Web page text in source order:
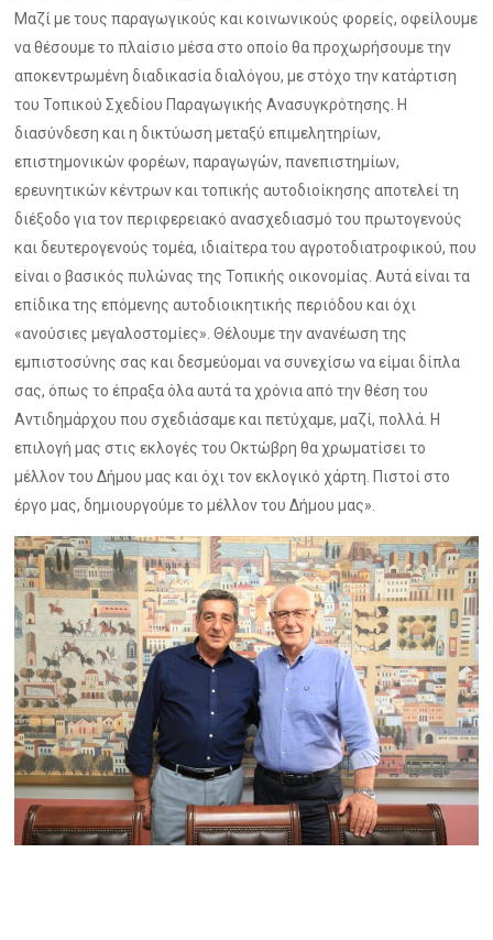
Μαζί με τους παραγωγικούς και κοινωνικούς φορείς, οφείλουμε
να θέσουμε το πλαίσιο μέσα στο οποίο θα προχωρήσουμε την
αποκεντρωμένη διαδικασία διαλόγου, με στόχο την κατάρτιση
του Τοπικού Σχεδίου Παραγωγικής Ανασυγκρότησης. Η
διασύνδεση και η δικτύωση μεταξύ επιμελητηρίων,
επιστημονικών φορέων, παραγωγών, πανεπιστημίων,
ερευνητικών κέντρων και τοπικής αυτοδιοίκησης αποτελεί τη
διέξοδο για τον περιφερειακό ανασχεδιασμό του πρωτογενούς
και δευτερογενούς τομέα, ιδιαίτερα του αγροτοδιατροφικού, που
είναι ο βασικός πυλώνας της Τοπικής οικονομίας. Αυτά είναι τα
επίδικα της επόμενης αυτοδιοικητικής περιόδου και όχι
«ανούσιες μεγαλοστομίες». Θέλουμε την ανανέωση της
εμπιστοσύνης σας και δεσμεύομαι να συνεχίσω να είμαι δίπλα
σας, όπως το έπραξα όλα αυτά τα χρόνια από την θέση του
Αντιδημάρχου που σχεδιάσαμε και πετύχαμε, μαζί, πολλά. Η
επιλογή μας στις εκλογές του Οκτώβρη θα χρωματίσει το
μέλλον του Δήμου μας και όχι τον εκλογικό χάρτη. Πιστοί στο
έργο μας, δημιουργούμε το μέλλον του Δήμου μας».